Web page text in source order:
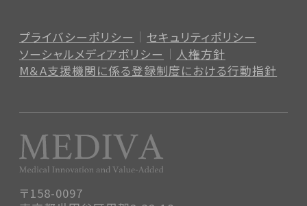
〒158-0097
プライバシーポリシー
セキュリティポリシー
ソーシャルメディアポリシー
人権方針
M＆A支援機関に係る登録制度における行動指針